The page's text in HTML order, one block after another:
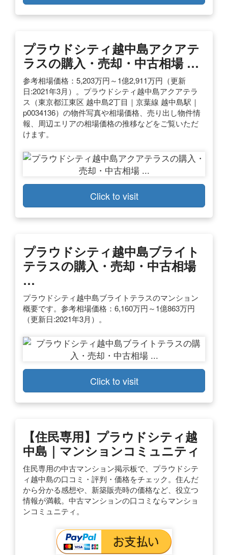
プラウドシティ越中島アクアテ
ラスの購入・売却・中古相場 …
参考相場価格：5,203万円～1億2,911万円（更新
日:2021年3月）。プラウドシティ越中島アクアテラ
ス（東京都江東区 越中島2丁目｜京葉線 越中島駅｜
p0034136）の物件写真や相場価格、売り出し物件情
報、周辺エリアの相場価格の推移などをご覧いただ
けます。
Click to visit
プラウドシティ越中島ブライト
テラスの購入・売却・中古相場
…
プラウドシティ越中島ブライトテラスのマンション
概要です。参考相場価格：6,160万円～1億863万円
（更新日:2021年3月）。
Click to visit
【住民専用】プラウドシティ越
中島｜マンションコミュニティ
住民専用の中古マンション掲示板で、プラウドシテ
ィ越中島の口コミ・評判・価格をチェック。住んだ
から分かる感想や、新築販売時の価格など、役立つ
情報が満載。中古マンションの口コミならマンショ
ンコミュニティ。